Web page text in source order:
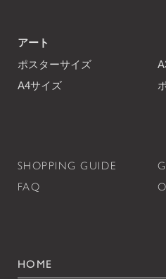
アート
ポスターサイズ
A4サイズ
SHOPPING GUIDE
FAQ
HOME